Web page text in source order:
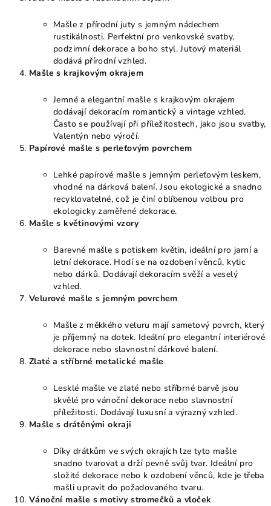
Mašle z přírodní juty s jemným nádechem
rustikálnosti. Perfektní pro venkovské svatby,
podzimní dekorace a boho styl. Jutový materiál
dodává přírodní vzhled.
Mašle s krajkovým okrajem
Jemné a elegantní mašle s krajkovým okrajem
dodávají dekoracím romantický a vintage vzhled.
Často se používají při příležitostech, jako jsou svatby,
Valentýn nebo výročí.
Papírové mašle s perleťovým povrchem
Lehké papírové mašle s jemným perleťovým leskem,
vhodné na dárková balení. Jsou ekologické a snadno
recyklovatelné, což je činí oblíbenou volbou pro
ekologicky zaměřené dekorace.
Mašle s květinovými vzory
Barevné mašle s potiskem květin, ideální pro jarní a
letní dekorace. Hodí se na ozdobení věnců, kytic
nebo dárků. Dodávají dekoracím svěží a veselý
vzhled.
Velurové mašle s jemným povrchem
Mašle z měkkého veluru mají sametový povrch, který
je příjemný na dotek. Ideální pro elegantní interiérové
dekorace nebo slavnostní dárkové balení.
Zlaté a stříbrné metalické mašle
Lesklé mašle ve zlaté nebo stříbrné barvě jsou
skvělé pro vánoční dekorace nebo slavnostní
příležitosti. Dodávají luxusní a výrazný vzhled.
Mašle s drátěnými okraji
Díky drátkům ve svých okrajích lze tyto mašle
snadno tvarovat a drží pevně svůj tvar. Ideální pro
složité dekorace nebo k ozdobení věnců, kde je třeba
mašli upravit do požadovaného tvaru.
Vánoční mašle s motivy stromečků a vloček